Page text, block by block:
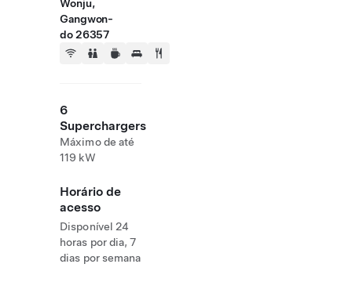
Wonju,
Gangwon-
do 26357
6
Superchargers
Máximo de até
119 kW
Horário de
acesso
Disponível 24
horas por dia, 7
dias por semana